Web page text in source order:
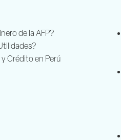
de la AFP?
Crédito en Perú